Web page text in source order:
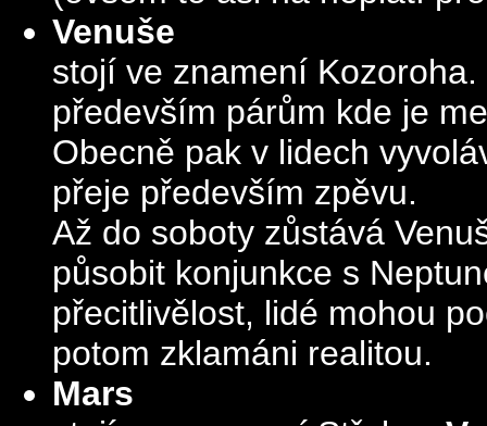
Venuše
stojí ve znamení
především párům kde je
Obecně pak v lidech
přeje především zpěvu.
Až do soboty zůstává
působit konjunkce s
přecitlivělost, lidé mohou
potom zklamáni realitou.
Mars